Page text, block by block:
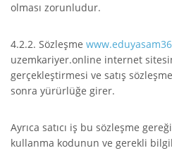
olması zorunludur.
4.2.2. Sözleşme
uzemkariyer.online internet
gerçekleştirmesi ve satış
sonra yürürlüğe girer.
Ayrıca satıcı iş bu sözleşme
kullanma kodunun ve gerekli